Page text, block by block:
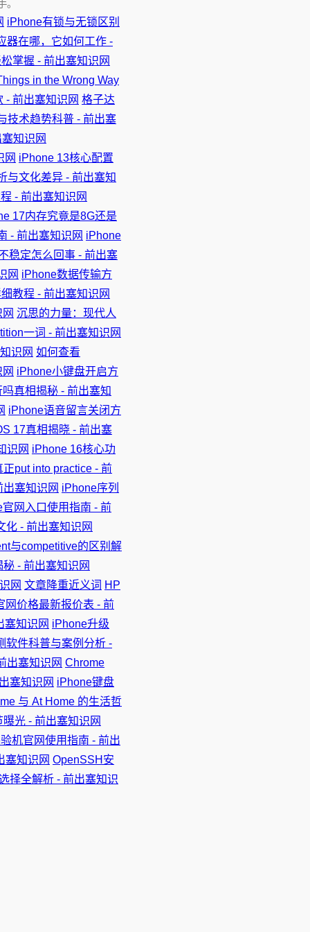
iPhone有锁与无锁区别
器在哪，它如何工作 -
掌握 - 前出塞知识网
in the Wrong Way
- 前出塞知识网 格子达
技术趋势科普 - 前出塞
知识网
网 iPhone 13核心配置
与文化差异 - 前出塞知
- 前出塞知识网
17内存究竟是8G还是
- 前出塞知识网 iPhone
稳定怎么回事 - 前出塞
网 iPhone数据传输方
教程 - 前出塞知识网
沉思的力量：现代人
一词 - 前出塞知识网
识网 如何查看
iPhone小键盘开启方
真相揭秘 - 前出塞知
iPhone语音留言关闭方
17真相揭晓 - 前出塞
识网 iPhone 16核心功
put into practice - 前
出塞知识网 iPhone序列
网入口使用指南 - 前
化 - 前出塞知识网
与competitive的区别解
- 前出塞知识网
网 文章降重近义词 HP
网价格最新报价表 - 前
塞知识网 iPhone升级
软件科普与案例分析 -
出塞知识网 Chrome
塞知识网 iPhone键盘
与 At Home 的生活哲
光 - 前出塞知识网
机官网使用指南 - 前出
塞知识网 OpenSSH安
择全解析 - 前出塞知识